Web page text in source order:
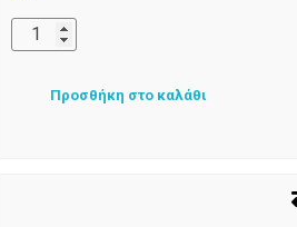
Προσθήκη στο καλάθι